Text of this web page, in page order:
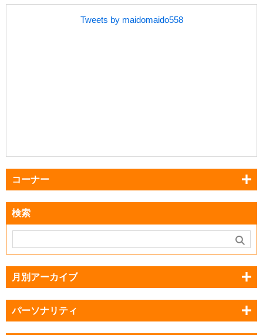
Tweets by maidomaido558
コーナー
検索
月別アーカイブ
パーソナリティ